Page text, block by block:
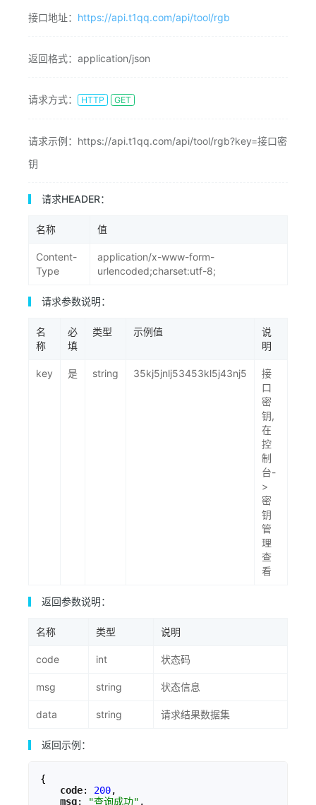
接口地址： https://api.t1qq.com/api/tool/rgb
返回格式： application/json
请求方式： HTTP GET
请求示例： https://api.t1qq.com/api/tool/rgb?key=接口密
钥
请求HEADER：
名称 值
Content-
Type
application/x-www-form-
urlencoded;charset:utf-8;
请求参数说明：
名
称
必
填
类型 示例值
说
明
key 是 string 35kj5jnlj53453kl5j43nj5
接
口
密
钥,
在
控
制
台-
>
密
钥
管
理
查
看
返回参数说明：
名称 类型 说明
code int 状态码
msg string 状态信息
data string 请求结果数据集
返回示例：
{
"
code": 200,
"
msg": "查询成功" ,